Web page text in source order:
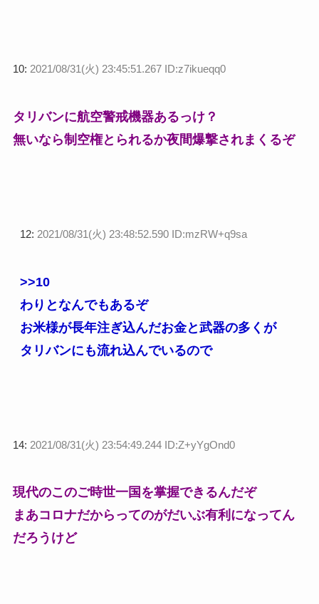
10: 2021/08/31(火) 23:45:51.267 ID:z7ikueqq0
タリバンに航空警戒機器あるっけ？
無いなら制空権とられるか夜間爆撃されまくるぞ
12: 2021/08/31(火) 23:48:52.590 ID:mzRW+q9sa
>>10
わりとなんでもあるぞ
お米様が長年注ぎ込んだお金と武器の多くが
タリバンにも流れ込んでいるので
14: 2021/08/31(火) 23:54:49.244 ID:Z+yYgOnd0
現代のこのご時世一国を掌握できるんだぞ
まあコロナだからってのがだいぶ有利になってん
だろうけど